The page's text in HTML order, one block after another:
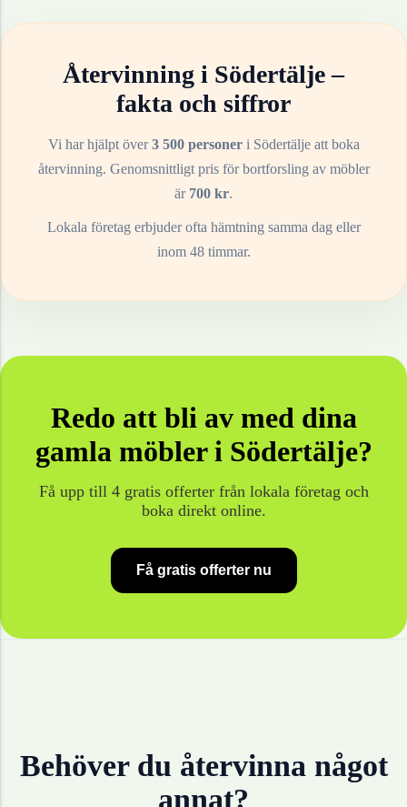
Återvinning i Södertälje–
fakta och siffror
Vi har hjälpt över3 500 personeri Södertäljeatt boka
återvinning. Genomsnittligt pris för bortforsling av möbler
är 700 kr.
Lokala företag erbjuder ofta hämtning samma dag eller
inom 48 timmar.
Redo att bli av med dina
gamla möbleri Södertälje?
Få upp till 4 gratis offerter från lokala företag och
boka direkt online.
Få gratis offerter nu
Behöver du återvinna något
annat?